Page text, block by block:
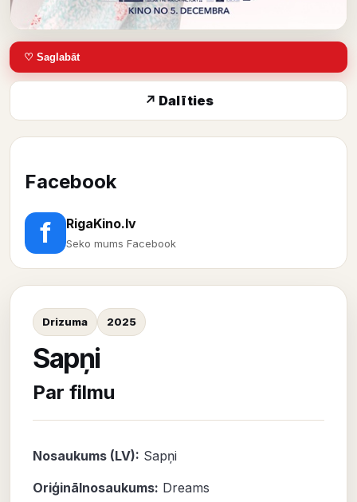
♡ Saglabāt
↗ Dalīties
Facebook
f RigaKino.lv
Seko mums Facebook
Drizuma 2025
Sapņi
Par filmu
Nosaukums (LV): Sapņi
Oriģinālnosaukums: Dreams